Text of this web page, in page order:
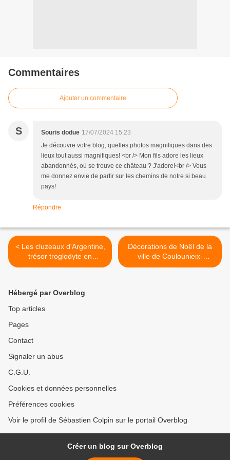
Commentaires
Ajouter un commentaire
S Souris dodue 17/07/2024 15:23
Je découvre votre blog, quelles photos magnifiques dans des
lieux tout aussi magnifiques! <br /> Mon fils adore les lieux
abandonnés, où se trouve ce château ? J'adore!<br /> Vous
me donnez envie de partir sur les chemins de notre si beau
pays!
Répondre
< Les cluzeaux d'Argentine,
trésor troglodyte en
Dordogne.
Décorations de Noël de la
ville de Coulounieix-
Chamiers en Dordogne. >
Hébergé par Overblog
Top articles
Pages
Contact
Signaler un abus
C.G.U.
Cookies et données personnelles
Préférences cookies
Voir le profil de Sébastien Colpin sur le portail Overblog
Créer un blog sur Overblog